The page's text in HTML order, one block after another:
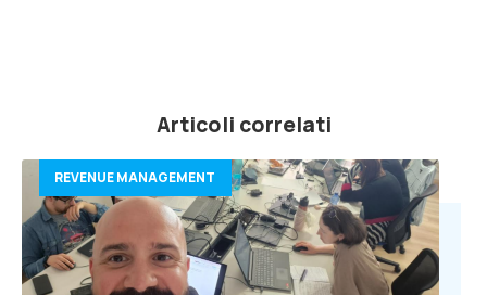
Articoli correlati
REVENUE MANAGEMENT